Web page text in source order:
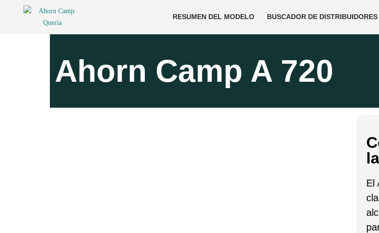
RESUMEN DEL MODELO BUSCADOR DE DISTRIBUIDORES
Ahorn Camp A 720
El